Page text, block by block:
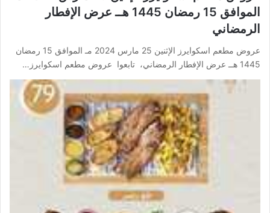
الموافق 15 رمضان 1445 هــ عرض الإفطار
الرمضاني
عروض مطعم اسكوايرز الإثنين 25 مارس 2024 مـ الموافق 15 رمضان
1445 هــ عرض الإفطار الرمضاني، تابعوا عروض مطعم اسكوايرز…